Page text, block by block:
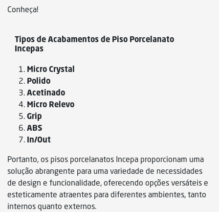
Conheça!
Tipos de Acabamentos de Piso Porcelanato
Incepas
Micro Crystal
Polido
Acetinado
Micro Relevo
Grip
ABS
In/Out
Portanto, os pisos porcelanatos Incepa proporcionam uma
solução abrangente para uma variedade de necessidades
de design e funcionalidade, oferecendo opções versáteis e
esteticamente atraentes para diferentes ambientes, tanto
internos quanto externos.